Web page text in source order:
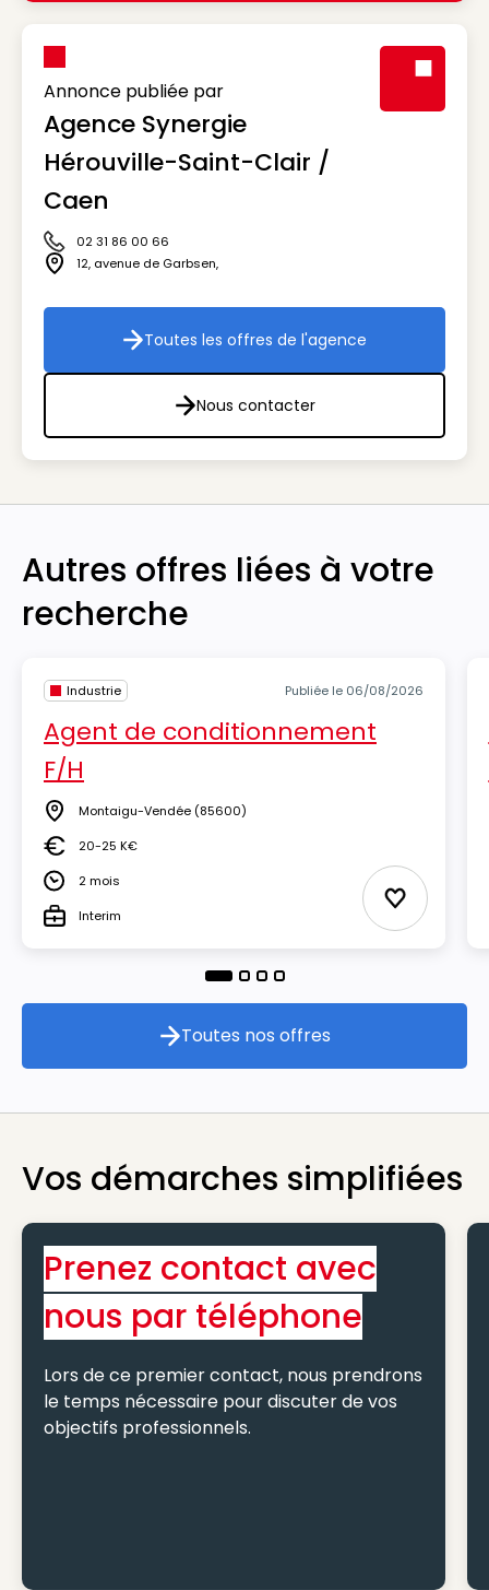
Annonce publiée par
Agence Synergie
Hérouville-Saint-Clair /
Caen
Icône téléphone
02 31 86 00 66
Icône adresse
12, avenue de Garbsen,
Toutes les offres de l'agence
Toutes les offres de l'agence
Nous contacter
Nous contacter
Autres offres liées à votre
recherche
Industrie Publiée le 06/08/2026
Agent de conditionnement
F/H
Lieu Montaigu-Vendée (85600)
Salaire20-25 K€
Durée2 mois
TypeInterim Ajouter
Toutes nos offres
Toutes nos offres
Vos démarches simplifiées
Prenez contact avec
nous par téléphone
Lors de ce premier contact, nous prendrons
le temps nécessaire pour discuter de vos
objectifs professionnels.